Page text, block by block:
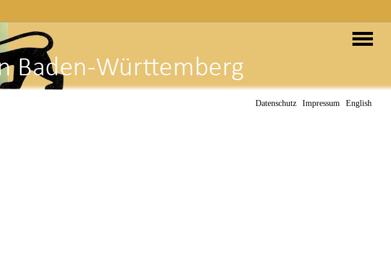
Datenschutz Impressum English